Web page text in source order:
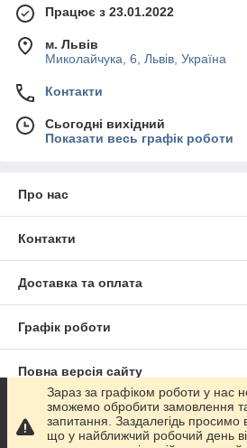
Працює з 23.01.2022
м. Львів
Миколайчука, 6, Львів, Україна
Контакти
Сьогодні вихідний
Показати весь графік роботи
Про нас
Контакти
Доставка та оплата
Графік роботи
Повна версія сайту
Сайт створено на маркетплейсі
Зараз за графіком роботи у нас
зможемо обробити замовлення та
запитання. Заздалегідь просимо
що у найближчий робочий день